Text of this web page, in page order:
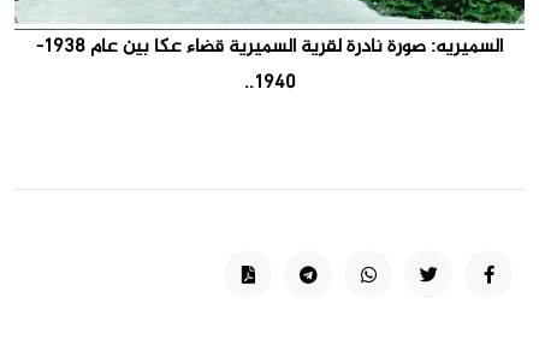
السميريه: صورة نادرة لقرية السميرية قضاء عكا بين عام 1938-
1940..